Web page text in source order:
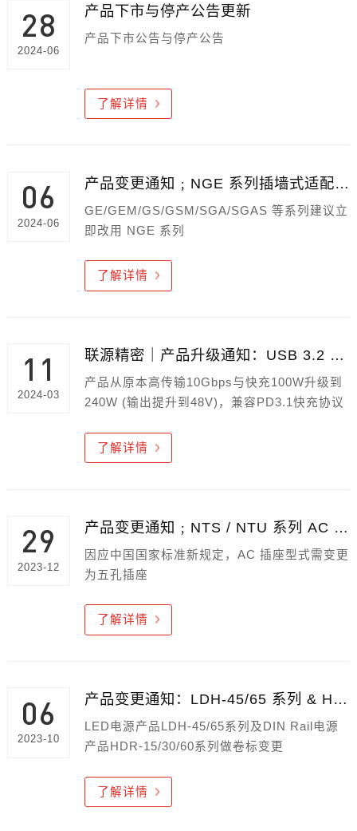
28
2024-06
产品下市与停产公告更新
产品下市公告与停产公告
了解详情
06
2024-06
产品变更通知﹔NGE 系列插墙式适配器全面取代 GE / GEM / GS / GSM / SGA / SGAS 系列
GE/GEM/GS/GSM/SGA/SGAS 等系列建议立
即改用 NGE 系列
了解详情
11
2024-03
联源精密｜产品升级通知：USB 3.2 GEN 2 Type-C 充电/传输线品牌变更暨升级宣告
产品从原本高传输10Gbps与快充100W升级到
240W (输出提升到48V)，兼容PD3.1快充协议
了解详情
29
2023-12
产品变更通知﹔NTS / NTU 系列 AC 插座外观变更
因应中国国家标准新规定，AC 插座型式需变更
为五孔插座
了解详情
06
2023-10
产品变更通知：LDH-45/65 系列 & HDR-15/30/60系列卷标变更
LED电源产品LDH-45/65系列及DIN Rail电源
产品HDR-15/30/60系列做卷标变更
了解详情